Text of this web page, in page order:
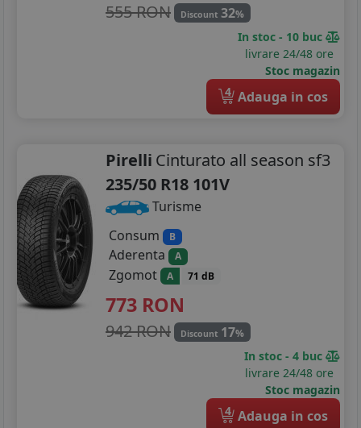
555 RON Discount 32%
In stoc - 10 buc
livrare 24/48 ore
Stoc magazin
4 Adauga in cos
Pirelli Cinturato all season sf3
235/50 R18 101V
Turisme
Consum
B
Aderenta A
Zgomot A 71 dB
773 RON
942 RON Discount 17%
In stoc - 4 buc
livrare 24/48 ore
Stoc magazin
4 Adauga in cos